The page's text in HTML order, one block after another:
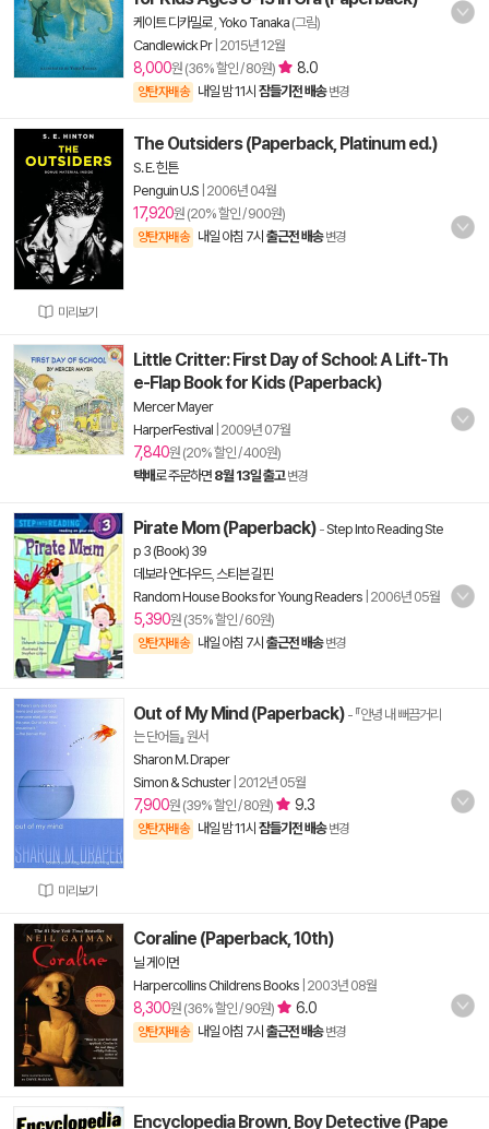
케이트 디카밀로, Yoko Tanaka (그림)
Candlewick Pr| 2015년 12월
8,000원 (36% 할인 / 80원) 8.0
양탄자배송 내일 밤 11시 잠들기전 배송 변경
미리보기
The Outsiders (Paperback, Platinum ed.)
S. E. 힌튼
Penguin U.S 2006년 04월
17,920원 (20% 할인 / 900원)
양탄자배송 내일 아침 7시 출근전 배송 변경
Little Critter: First Day of School: A Lift-Th
e-Flap Book for Kids (Paperback)
Mercer Mayer
HarperFestival 2009년 07월
7,840원 (20% 할인 / 400원)
택배로 주문하면 8월 13일 출고 변경
Pirate Mom (Paperback) -Step Into Reading Ste
p 3 (Book) 39
데보라 언더우드, 스티븐 길핀
Random House Books for Young Readers 2006년 05월
5,390원 (35% 할인 / 60원)
양탄자배송 내일 아침 7시 출근전 배송 변경
미리보기
Out of My Mind (Paperback) - 『안녕 내 뻐끔거리
는 단어들』 원서
Sharon M. Draper
Simon & Schuster| 2012년 05월
7,900원 (39% 할인 / 80원) 9.3
양탄자배송 내일 밤 11시 잠들기전 배송 변경
Coraline (Paperback, 10th)
닐 게이먼
Harpercollins Childrens Books 2003년 08월
8,300원 (36% 할인 / 90원) 6.0
양탄자배송 내일 아침 7시 출근전 배송 변경
Encyclopedia Brown, Boy Detective (Pape